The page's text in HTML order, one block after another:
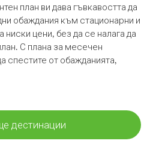
план ви дава гъвкавостта да
обаждания към стационарни и
цени, без да се налага да
С плана за месечен
спестите от обажданията,
дестинации